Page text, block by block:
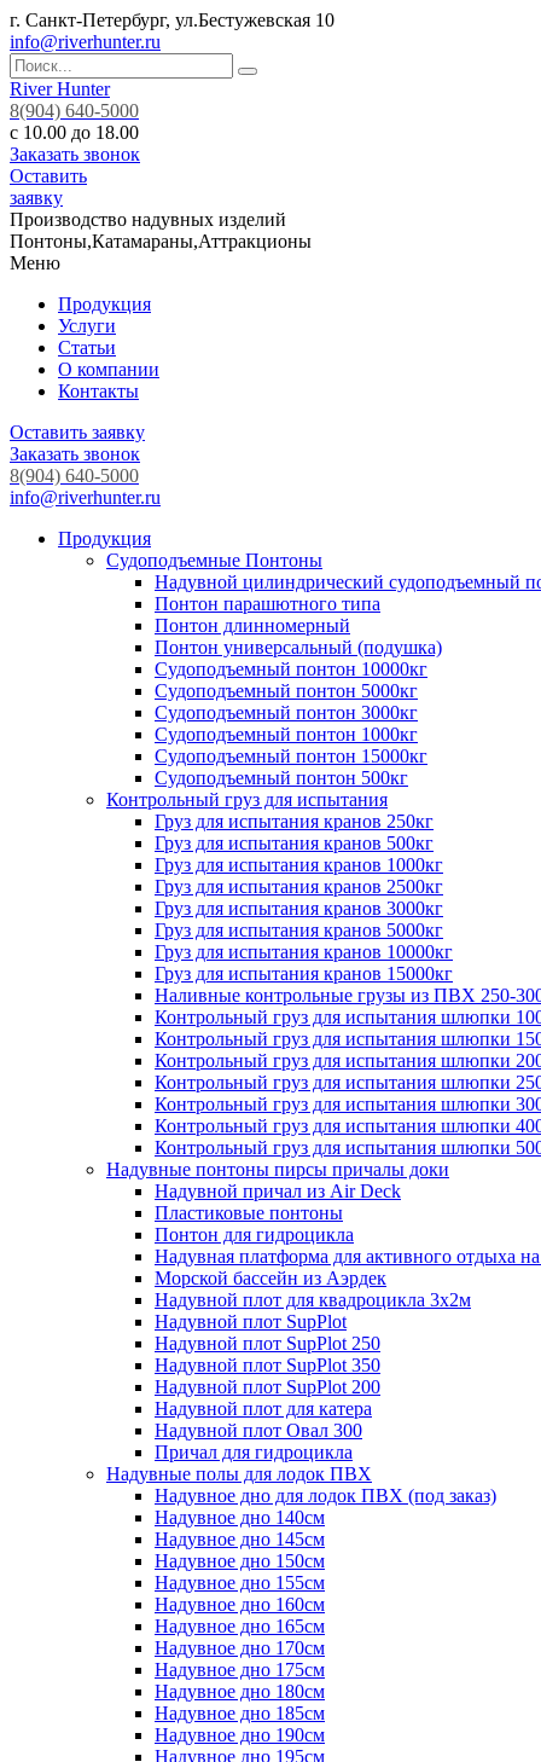
г. Санкт-Петербург, ул.Бестужевская 10
info@riverhunter.ru
River Hunter
8(904) 640-5000
с 10.00 до 18.00
Заказать звонок
Оставить
заявку
Производство надувных изделий
Понтоны,Катамараны,Аттракционы
Меню
Продукция
Услуги
Статьи
О компании
Контакты
Оставить заявку
Заказать звонок
8(904) 640-5000
info@riverhunter.ru
Продукция
Судоподъемные Понтоны
Надувной цилиндрический судоподъемный
Понтон парашютного типа
Понтон длинномерный
Понтон универсальный (подушка)
Судоподъемный понтон 10000кг
Судоподъемный понтон 5000кг
Судоподъемный понтон 3000кг
Судоподъемный понтон 1000кг
Судоподъемный понтон 15000кг
Судоподъемный понтон 500кг
Контрольный груз для испытания
Груз для испытания кранов 250кг
Груз для испытания кранов 500кг
Груз для испытания кранов 1000кг
Груз для испытания кранов 2500кг
Груз для испытания кранов 3000кг
Груз для испытания кранов 5000кг
Груз для испытания кранов 10000кг
Груз для испытания кранов 15000кг
Наливные контрольные грузы из ПВХ 250-
Контрольный груз для испытания шлюпки
Контрольный груз для испытания шлюпки
Контрольный груз для испытания шлюпки
Контрольный груз для испытания шлюпки
Контрольный груз для испытания шлюпки
Контрольный груз для испытания шлюпки
Контрольный груз для испытания шлюпки
Надувные понтоны пирсы причалы доки
Надувной причал из Air Deck
Пластиковые понтоны
Понтон для гидроцикла
Надувная платформа для активного отдыха
Морской бассейн из Аэрдек
Надувной плот для квадроцикла 3х2м
Надувной плот SupPlot
Надувной плот SupPlot 250
Надувной плот SupPlot 350
Надувной плот SupPlot 200
Надувной плот для катера
Надувной плот Овал 300
Причал для гидроцикла
Надувные полы для лодок ПВХ
Надувное дно для лодок ПВХ (под заказ)
Надувное дно 140см
Надувное дно 145см
Надувное дно 150см
Надувное дно 155см
Надувное дно 160см
Надувное дно 165см
Надувное дно 170см
Надувное дно 175см
Надувное дно 180см
Надувное дно 185см
Надувное дно 190см
Надувное дно 195см